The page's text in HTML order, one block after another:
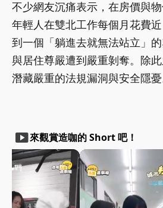
不少網友沉痛表示，在房價與
年輕人在雙北工作每個月花費
到一個「躺進去就無法站立」
與居住尊嚴遭到嚴重剝奪。除
潛藏嚴重的法規漏洞與安全隱憂
smart_display來觀賞造咖的 Short 吧！